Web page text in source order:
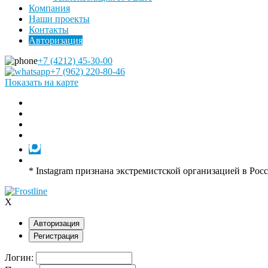
Компания
Наши проекты
Контакты
Авторизация
+7 (4212) 45-30-00
+7 (962) 220-80-46
Показать на карте
* Instagram признана экстремистской организацией в
X
Авторизация
Регистрация
Логин: